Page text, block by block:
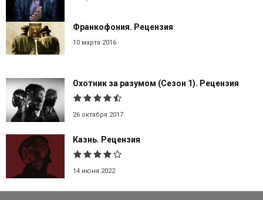
Франкофония. Рецензия
10 марта 2016
Охотник за разумом (Сезон 1). Рецензия
26 октября 2017
Казнь. Рецензия
14 июня 2022